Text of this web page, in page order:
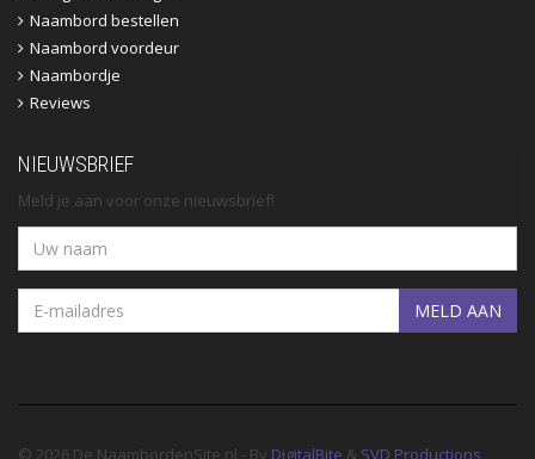
Naambord bestellen
Naambord voordeur
Naambordje
Reviews
NIEUWSBRIEF
Meld je aan voor onze nieuwsbrief!
MELD AAN
© 2026 De NaambordenSite.nl - By DigitalBite & SVD Productions